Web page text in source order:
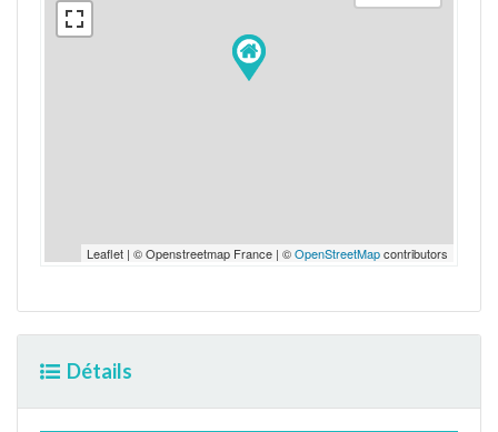
Leaflet | © Openstreetmap France | ©OpenStreetMapcontributors
Détails